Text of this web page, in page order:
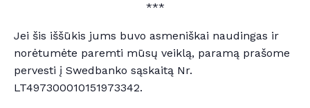
***
Jei šis iššūkis jums buvo asmeniškai naudingas ir
norėtumėte paremti mūsų veiklą, paramą prašome
pervesti į Swedbanko sąskaitą Nr.
LT497300010151973342.